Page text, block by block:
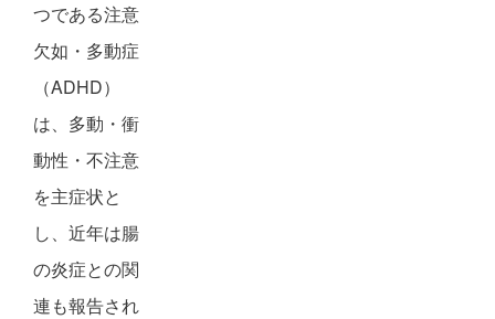
つである注意
欠如・多動症
（ADHD）
は、多動・衝
動性・不注意
を主症状と
し、近年は腸
の炎症との関
連も報告され